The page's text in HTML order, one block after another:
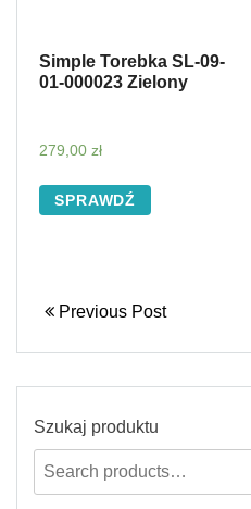
Simple Torebka SL-09-
01-000023 Zielony
279,00 zł
SPRAWDŹ
Previous Post
Szukaj produktu